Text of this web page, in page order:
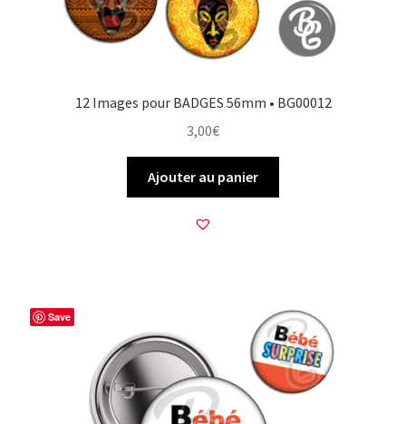
12 Images pour BADGES 56mm • BG00012
3,00€
Ajouter au panier
Save